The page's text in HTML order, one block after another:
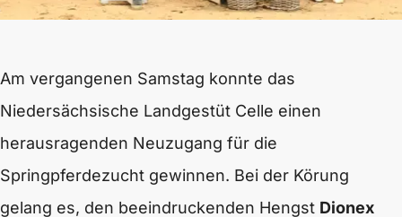
Am vergangenen Samstag konnte das
Niedersächsische Landgestüt Celle einen
herausragenden Neuzugang für die
Springpferdezucht gewinnen. Bei der Körung
gelang es, den beeindruckenden Hengst Dionex